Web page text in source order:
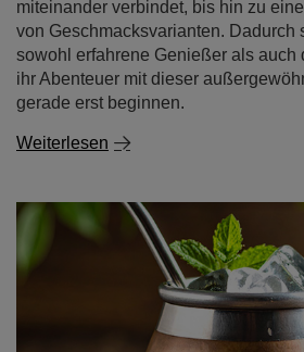
miteinander verbindet, bis hin zu
von Geschmacksvarianten. Dadurch
sowohl erfahrene Genießer als auch
ihr Abenteuer mit dieser
gerade erst beginnen.
Weiterlesen